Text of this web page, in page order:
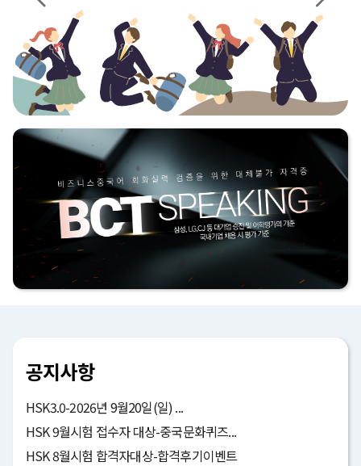
공지사항
HSK3.0-2026년 9월20일(일) ...
HSK 9월시험 접수자 대상-중국문화퀴즈...
HSK 8월시험 합격자대상-합격후기이벤트